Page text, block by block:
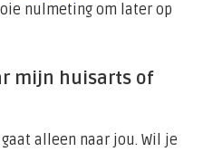
nulmeting om later op
mijn huisarts of
alleen naar jou. Wil je